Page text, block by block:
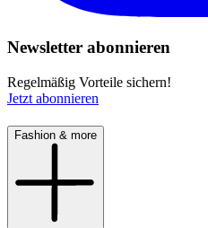
Newsletter abonnieren
Regelmäßig Vorteile sichern!
Jetzt abonnieren
Fashion & more